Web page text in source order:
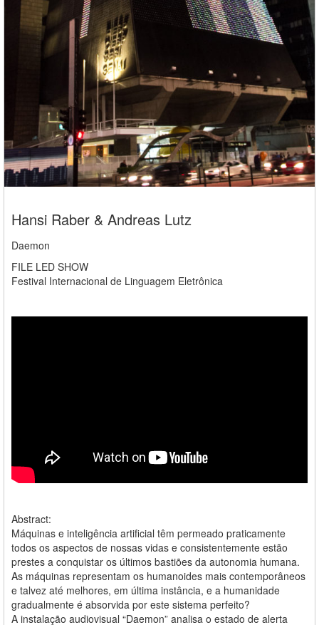
Hansi Raber & Andreas Lutz
Daemon
FILE LED SHOW
Festival Internacional de Linguagem Eletrônica
Abstract:
Máquinas e inteligência artificial têm permeado praticamente
todos os aspectos de nossas vidas e consistentemente estão
prestes a conquistar os últimos bastiões da autonomia humana.
As máquinas representam os humanoides mais contemporâneos
e talvez até melhores, em última instância, e a humanidade
gradualmente é absorvida por este sistema perfeito?
A instalação audiovisual “Daemon” analisa o estado de alerta